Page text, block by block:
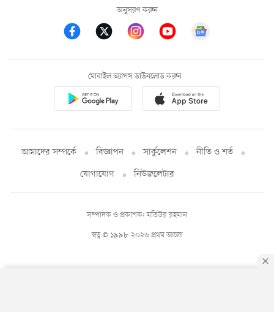
অনুসরণ করুন
মোবাইল অ্যাপস ডাউনলোড করুন
আমাদের সম্পর্কে বিজ্ঞাপন সার্কুলেশন
নীতি ও শর্ত
যোগাযোগ
নিউজলেটার
স্বত্ব © ১৯৯৮-২০২৬ প্রথম আলো
সম্পাদক ও প্রকাশক: মতিউর রহমান